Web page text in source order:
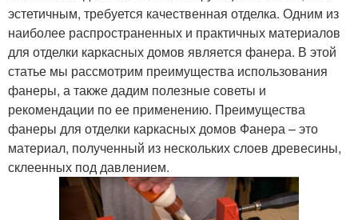
эстетичным, требуется качественная отделка. Одним из
наиболее распространенных и практичных материалов
для отделки каркасных домов является фанера. В этой
статье мы рассмотрим преимущества использования
фанеры, а также дадим полезные советы и
рекомендации по ее применению. Преимущества
фанеры для отделки каркасных домов Фанера – это
материал, полученный из нескольких слоев древесины,
склеенных под давлением.